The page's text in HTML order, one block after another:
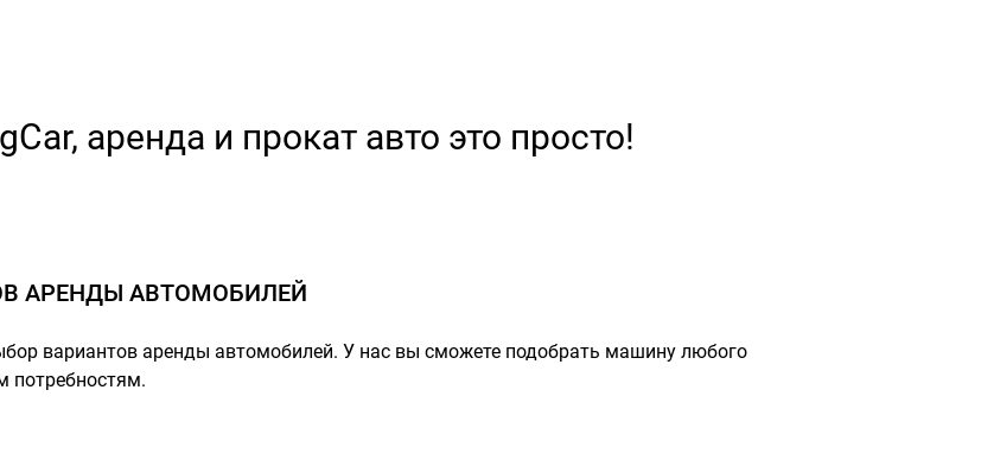
аренда и прокат авто это просто!
АРЕНДЫ АВТОМОБИЛЕЙ
вариантов аренды автомобилей. У нас вы сможете подобрать машину любого
потребностям.